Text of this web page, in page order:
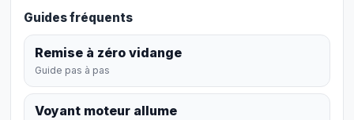
Guides fréquents
Remise à zéro vidange
Guide pas à pas
Voyant moteur allume